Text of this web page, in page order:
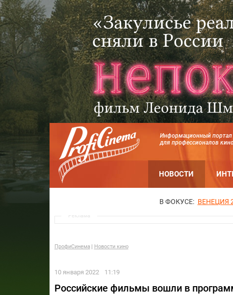
Информационный портал
для профессионалов
НОВОСТИ
В ФОКУСЕ: ВЕНЕЦИЯ
Реклама
ПрофиСинема Новости кино
10 января 2022 11:19
Российские фильмы вошли в